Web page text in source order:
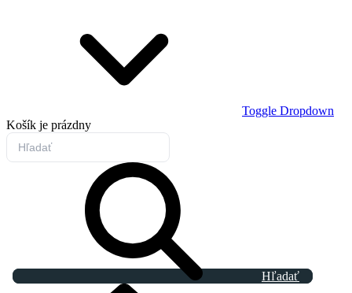
Toggle Dropdown
Košík je prázdny
Hľadať